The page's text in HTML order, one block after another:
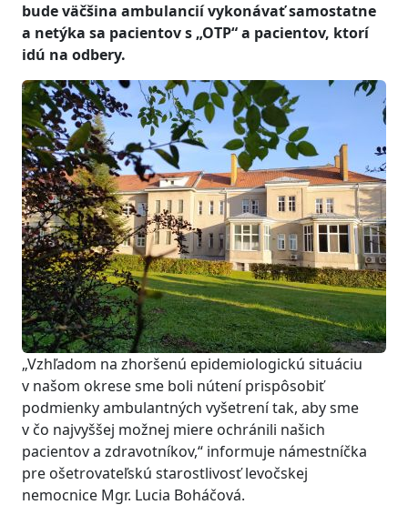
bude väčšina ambulancií vykonávať samostatne
a netýka sa pacientov s „OTP“ a pacientov, ktorí
idú na odbery.
„Vzhľadom na zhoršenú epidemiologickú situáciu
v našom okrese sme boli nútení prispôsobiť
podmienky ambulantných vyšetrení tak, aby sme
v čo najvyššej možnej miere ochránili našich
pacientov a zdravotníkov,“ informuje námestníčka
pre ošetrovateľskú starostlivosť levočskej
nemocnice Mgr. Lucia Boháčová.